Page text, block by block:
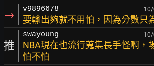
→ v9896678 10/
要輸出夠就不用怕，因為分數只
推
swayoung 10/
NBA現在也流行蒐集長手怪啊，
怕不怕